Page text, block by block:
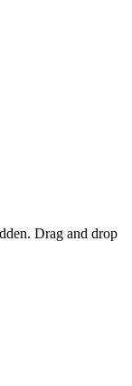
Drag and drop